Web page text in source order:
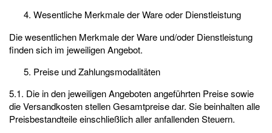
Wesentliche Merkmale der Ware oder Dienstleistung
Die wesentlichen Merkmale der Ware und/oder Dienstleistung
finden sich im jeweiligen Angebot.
Preise und Zahlungsmodalitäten
5.1. Die in den jeweiligen Angeboten angeführten Preise sowie
die Versandkosten stellen Gesamtpreise dar. Sie beinhalten alle
Preisbestandteile einschließlich aller anfallenden Steuern.